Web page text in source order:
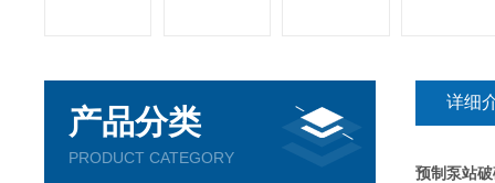
产品分类
PRODUCT CATEGORY
详细
预制泵站